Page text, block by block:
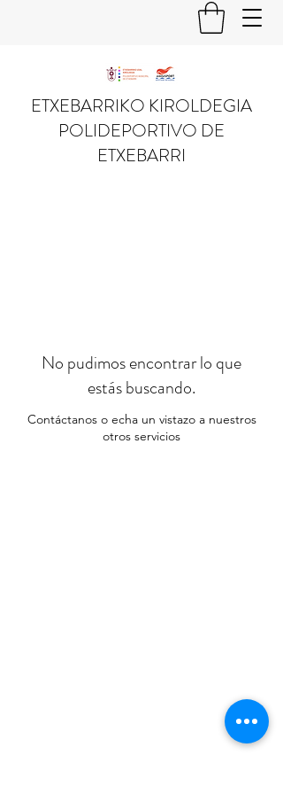
ETXEBARRIKO KIROLDEGIA
POLIDEPORTIVO DE
ETXEBARRI
No pudimos encontrar lo que
estás buscando.
Contáctanos o echa un vistazo a nuestros
otros servicios